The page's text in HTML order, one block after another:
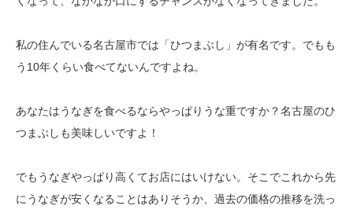
私の住んでいる名古屋市では「ひつまぶし」が有名です。でもも
う10年くらい食べてないんですよね。
あなたはうなぎを食べるならやっぱりうな重ですか？名古屋のひ
つまぶしも美味しいですよ！
でもうなぎやっぱり高くてお店にはいけない。そこでこれから先
にうなぎが安くなることはありそうか、過去の価格の推移を洗っ